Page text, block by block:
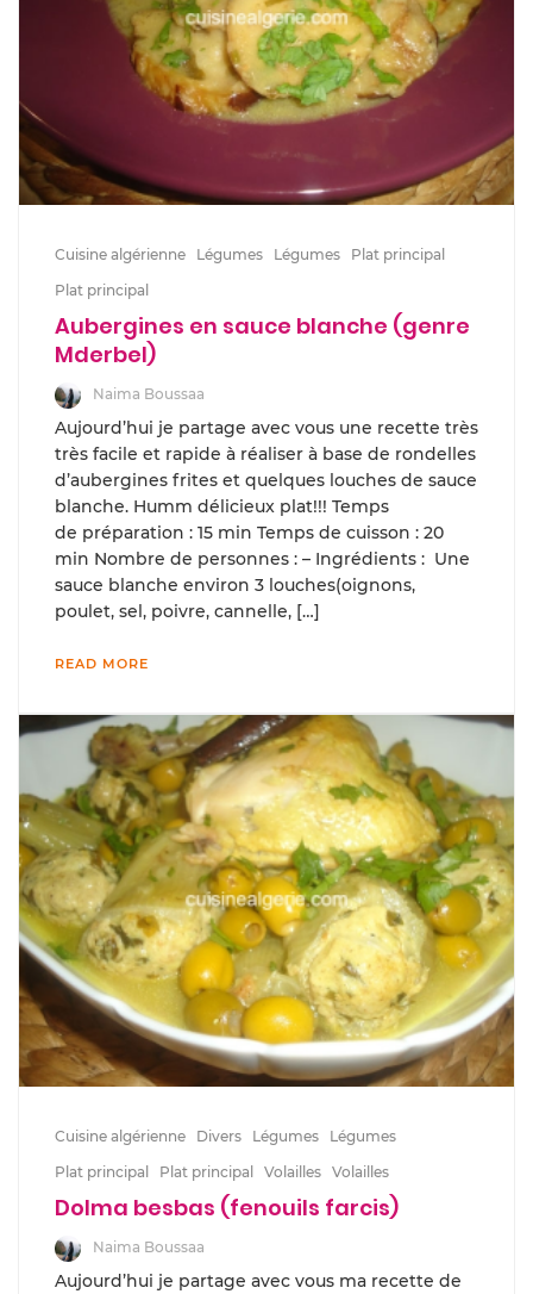
Cuisine algérienne Légumes Légumes
Plat principal
Plat principal
Aubergines en sauce blanche (genre
Mderbel)
Naima Boussaa
Aujourd’hui je partage avec vous une recette très
très facile et rapide à réaliser à base de rondelles
d’aubergines frites et quelques louches de sauce
blanche. Humm délicieux plat!!! Temps
de préparation : 15 min Temps de cuisson : 20
min Nombre de personnes : – Ingrédients : Une
sauce blanche environ 3 louches(oignons,
poulet, sel, poivre, cannelle, […]
READ MORE
Cuisine algérienne Divers Légumes
Légumes
Plat principal
Plat principal Volailles Volailles
Dolma besbas (fenouils farcis)
Naima Boussaa
Aujourd’hui je partage avec vous ma recette de